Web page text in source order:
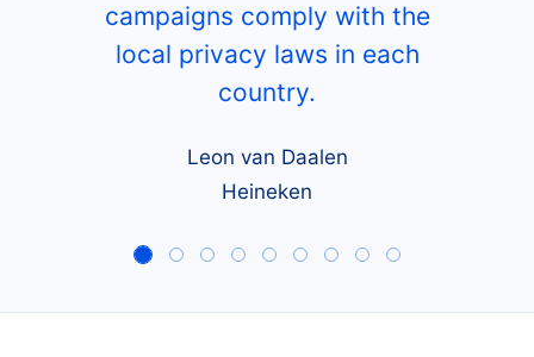
campaigns comply with the
local privacy laws in each
country.
Leon van Daalen
Heineken